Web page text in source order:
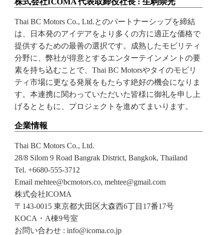
Thai BC Motors Co., Ltd.とのパートナーシップを締結
は、日本発のアイデアをより多くの方に適正な価格で
提供するための最善の選択です。成熟したモビリティ
分野に、弊社が得意とするエンターテインメントの要
素を持ち込むことで、Thai BC Motorsやタイのモビリ
ティ市場に更なる発展をもたらす絶好の機会になりま
す。本連携に関わっていただいた皆様に御礼を申し上
げるとともに、プロジェクトを進めてまいります。
企業情報
Thai BC Motors Co., Ltd.
28/8 Silom 9 Road Bangrak District, Bangkok, Thailand
Tel. +6680-555-3712
Email mehtee@bcmotors.co, mehtee@gmail.com
株式会社ICOMA
〒143-0015 東京都大田区大森西6丁目17番17号
KOCA・A棟9号室
お問い合わせ : info@icoma.co.jp